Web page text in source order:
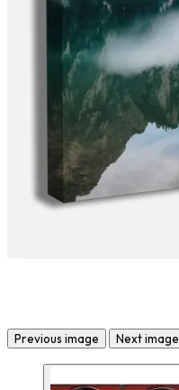
Previous image Next image